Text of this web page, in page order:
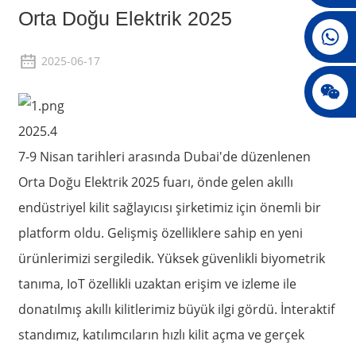
Orta Doğu Elektrik 2025
2025-06-17
2025.4
7-9 Nisan tarihleri ​​arasında Dubai'de düzenlenen
Orta Doğu Elektrik 2025 fuarı, önde gelen akıllı
endüstriyel kilit sağlayıcısı şirketimiz için önemli bir
platform oldu. Gelişmiş özelliklere sahip en yeni
ürünlerimizi sergiledik. Yüksek güvenlikli biyometrik
tanıma, IoT özellikli uzaktan erişim ve izleme ile
donatılmış akıllı kilitlerimiz büyük ilgi gördü. İnteraktif
standımız, katılımcıların hızlı kilit açma ve gerçek